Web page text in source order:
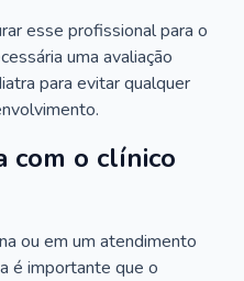
esse profissional para o
uma avaliação
para evitar qualquer
com o clínico
ou em um atendimento
é importante que o